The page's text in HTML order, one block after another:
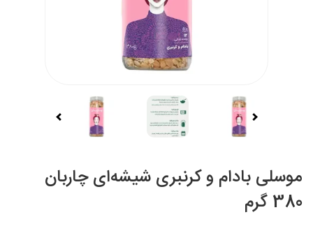
موسلی بادام و کرنبری شیشه‌ای چاربان
380 گرم